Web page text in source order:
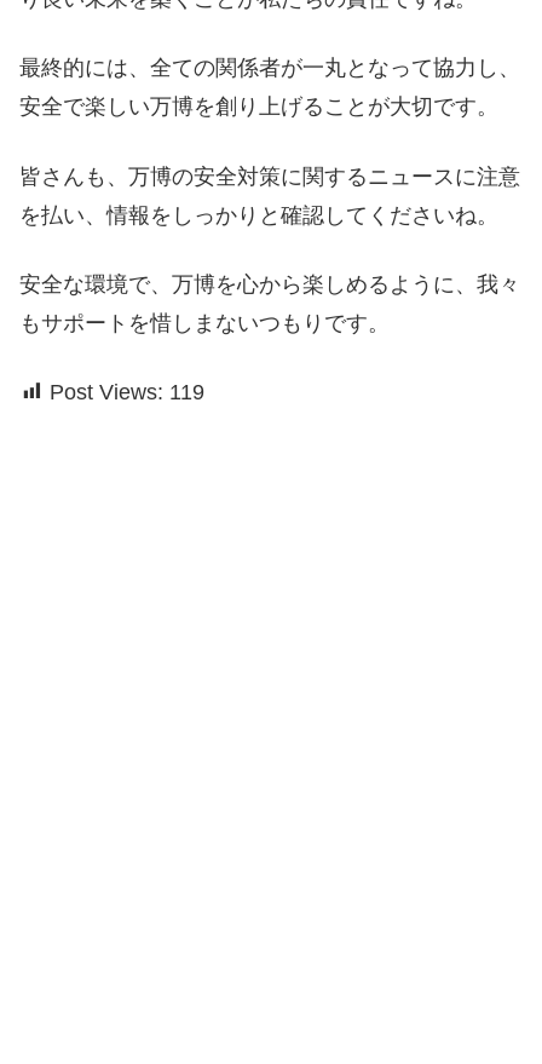
最終的には、全ての関係者が一丸となって協力し、
安全で楽しい万博を創り上げることが大切です。
皆さんも、万博の安全対策に関するニュースに注意
を払い、情報をしっかりと確認してくださいね。
安全な環境で、万博を心から楽しめるように、我々
もサポートを惜しまないつもりです。
Post Views: 119